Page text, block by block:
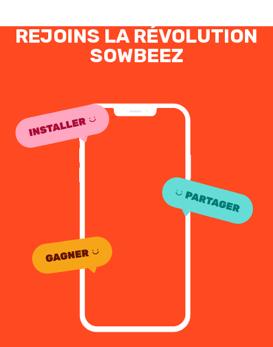
REJOINS LA RÉVOLUTION
SOWBEEZ